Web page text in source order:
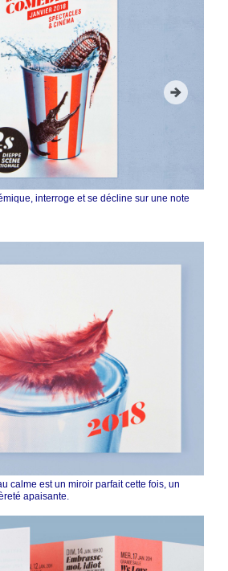
interroge et se décline sur une note
calme est un miroir parfait cette fois, un
apaisante.